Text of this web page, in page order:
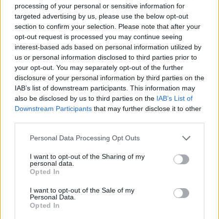
processing of your personal or sensitive information for
targeted advertising by us, please use the below opt-out
section to confirm your selection. Please note that after your
opt-out request is processed you may continue seeing
interest-based ads based on personal information utilized by
us or personal information disclosed to third parties prior to
your opt-out. You may separately opt-out of the further
disclosure of your personal information by third parties on the
IAB’s list of downstream participants. This information may
also be disclosed by us to third parties on the IAB’s List of
Downstream Participants that may further disclose it to other
Please note that this website/app uses one or more Google
not limited to your visit or usage behaviour. You may click to
grant or deny consent to Google and its third-party tags to
use your data for below specified purposes in below Google
consent section.
Personal Data Processing Opt Outs
I want to opt-out of the Sharing of my
personal data.
Opted In
I want to opt-out of the Sale of my
Personal Data.
Opted In
o
o
k
r st A
p
p
NOTIZIE RECENTI
Allarme truffe a Berchidda, falsi incaricati
bussano alle porte
Notre-Dame de Paris conquista Olbia, la prima
al Molo Brin è un successo
conducente
Eventi in Gallura, da Jovanotti alla zuppa
gallurese: gli appuntamenti da non perdere